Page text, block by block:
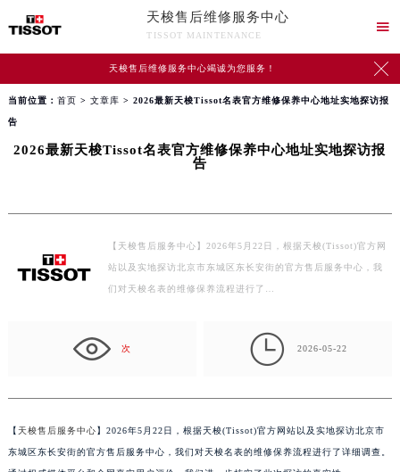
天梭售后维修服务中心
TISSOT MAINTENANCE

天梭售后维修服务中心竭诚为您服务！ 
当前位置： 首页 > 文章库 > 2026最新天梭Tissot名表官方维修保养中心地址实地探访报
告
2026最新天梭Tissot名表官方维修保养中心地址实地探访报
告
【天梭售后服务中心】2026年5月22日，根据天梭(Tissot)官方网
站以及实地探访北京市东城区东长安街的官方售后服务中心，我
们对天梭名表的维修保养流程进行了…
次  2026-05-22
【天梭售后服务中心】2026年5月22日，根据天梭(Tissot)官方网站以及实地探访北京市
东城区东长安街的官方售后服务中心，我们对天梭名表的维修保养流程进行了详细调查。